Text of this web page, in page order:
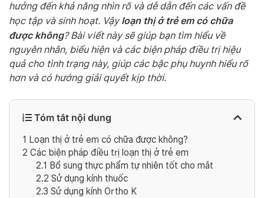
hưởng đến khả năng nhìn rõ và dễ dẫn đến các vấn đề
học tập và sinh hoạt. Vậyloạn thị ở trẻ em có chữa
được không? Bài viết này sẽ giúp bạn tìm hiểu về
nguyên nhân, biểu hiện và các biện pháp điều trị hiệu
quả cho tình trạng này, giúp các bậc phụ huynh hiểu rõ
hơn và có hướng giải quyết kịp thời.
Tóm tắt nội dung
1 Loạn thị ở trẻ em có chữa được không?
2 Các biện pháp điều trị loạn thị ở trẻ em
2.1 Bổ sung thực phẩm tự nhiên tốt cho mắt
2.2 Sử dụng kính thuốc
2.3 Sử dụng kính Ortho K